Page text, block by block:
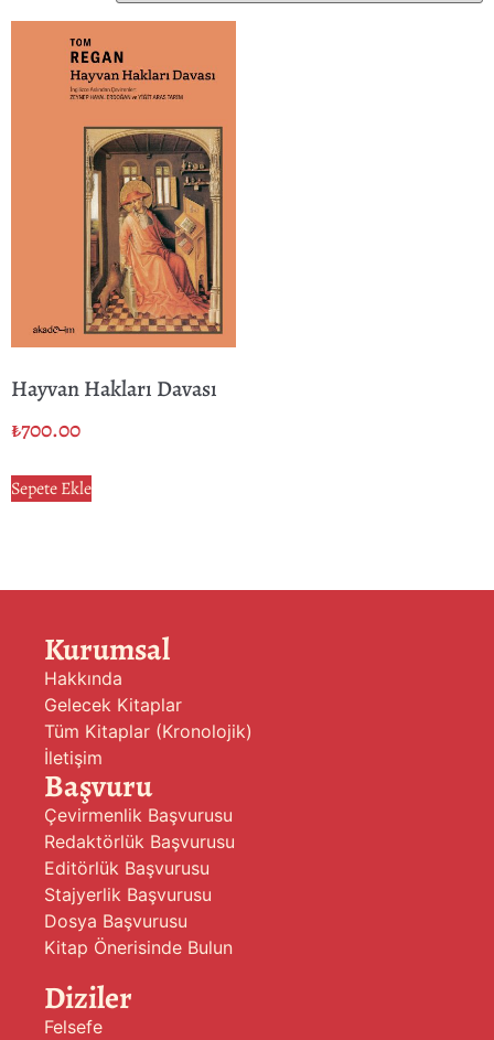
Hayvan Hakları Davası
₺700.00
Sepete Ekle
Kurumsal
Hakkında
Gelecek Kitaplar
Tüm Kitaplar (Kronolojik)
İletişim
Başvuru
Çevirmenlik Başvurusu
Redaktörlük Başvurusu
Editörlük Başvurusu
Stajyerlik Başvurusu
Dosya Başvurusu
Kitap Önerisinde Bulun
Diziler
Felsefe